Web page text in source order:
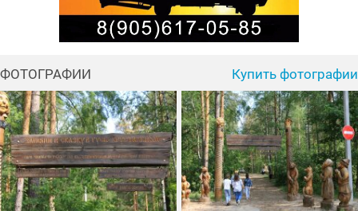
ФОТОГРАФИИ Купить фотографии